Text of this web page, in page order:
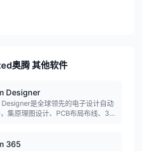
奥腾 其他软件
Designer
是全球领先的电子设计自动
集原理图设计、PCB布局布线、3D
应用于消费电子、工业控制、汽车
365